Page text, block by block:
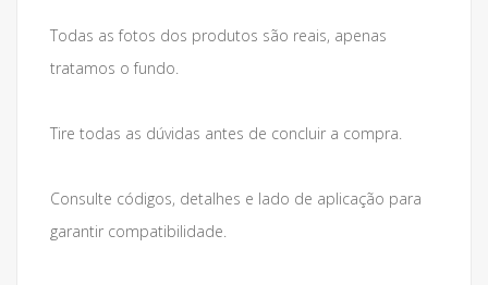
Todas as fotos dos produtos são reais, apenas
tratamos o fundo.
Tire todas as dúvidas antes de concluir a compra.
Consulte códigos, detalhes e lado de aplicação para
garantir compatibilidade.